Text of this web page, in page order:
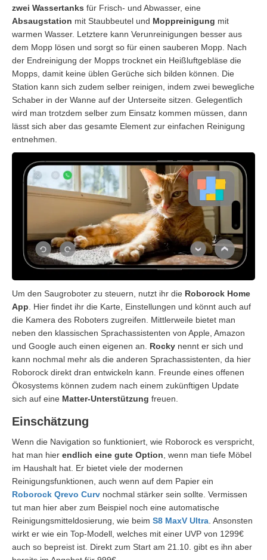
zwei Wassertanks für Frisch- und Abwasser, eine
Absaugstation mit Staubbeutel und Moppreinigung mit
warmen Wasser. Letztere kann Verunreinigungen besser aus
dem Mopp lösen und sorgt so für einen sauberen Mopp. Nach
der Endreinigung der Mopps trocknet ein Heißluftgebläse die
Mopps, damit keine üblen Gerüche sich bilden können. Die
Station kann sich zudem selber reinigen, indem zwei bewegliche
Schaber in der Wanne auf der Unterseite sitzen. Gelegentlich
wird man trotzdem selber zum Einsatz kommen müssen, dann
lässt sich aber das gesamte Element zur einfachen Reinigung
entnehmen.
Um den Saugroboter zu steuern, nutzt ihr die Roborock Home
App. Hier findet ihr die Karte, Einstellungen und könnt auch auf
die Kamera des Roboters zugreifen. Mittlerweile bietet man
neben den klassischen Sprachassistenten von Apple, Amazon
und Google auch einen eigenen an. Rocky nennt er sich und
kann nochmal mehr als die anderen Sprachassistenten, da hier
Roborock direkt dran entwickeln kann. Freunde eines offenen
Ökosystems können zudem nach einem zukünftigen Update
sich auf eine Matter-Unterstützung freuen.
Einschätzung
Wenn die Navigation so funktioniert, wie Roborock es verspricht,
hat man hier endlich eine gute Option, wenn man tiefe Möbel
im Haushalt hat. Er bietet viele der modernen
Reinigungsfunktionen, auch wenn auf dem Papier ein
Roborock Qrevo Curv nochmal stärker sein sollte. Vermissen
tut man hier aber zum Beispiel noch eine automatische
Reinigungsmitteldosierung, wie beim S8 MaxV Ultra. Ansonsten
wirkt er wie ein Top-Modell, welches mit einer UVP von 1299€
auch so bepreist ist. Direkt zum Start am 21.10. gibt es ihn aber